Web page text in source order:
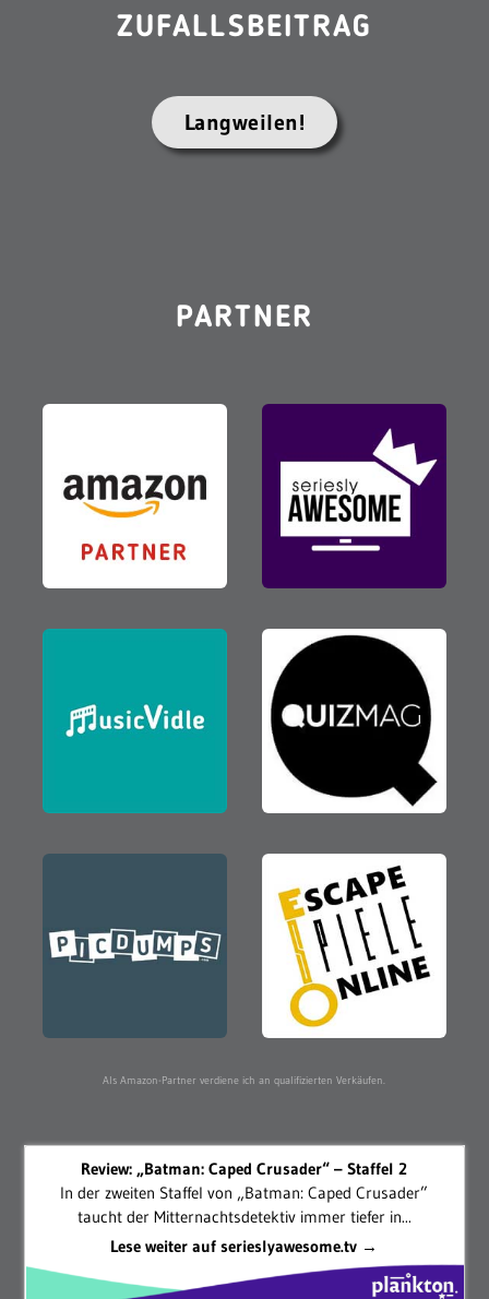
ZUFALLSBEITRAG
Langweilen!
PARTNER
Als Amazon-Partner verdiene ich an qualifizierten Verkäufen.
Review: „Batman: Caped Crusader“ – Staffel 2
In der zweiten Staffel von „Batman: Caped Crusader”
taucht der Mitternachtsdetektiv immer tiefer in...
Lese weiter auf serieslyawesome.tv →